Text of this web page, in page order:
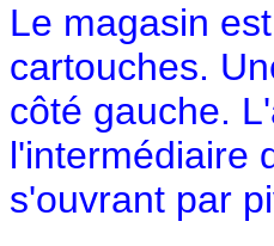
Le magasin
cartouches.
côté gauche.
l'intermédiaire
s'ouvrant par